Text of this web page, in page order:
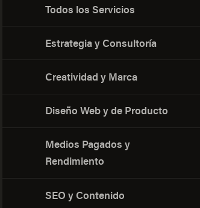
Todos los Servicios
Estrategia y Consultoría
Creatividad y Marca
Diseño Web y de Producto
Medios Pagados y
Rendimiento
SEO y Contenido